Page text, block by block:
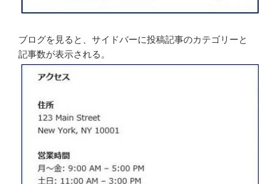
ブログを見ると、サイドバーに投稿記事のカテゴリーと
記事数が表示される。